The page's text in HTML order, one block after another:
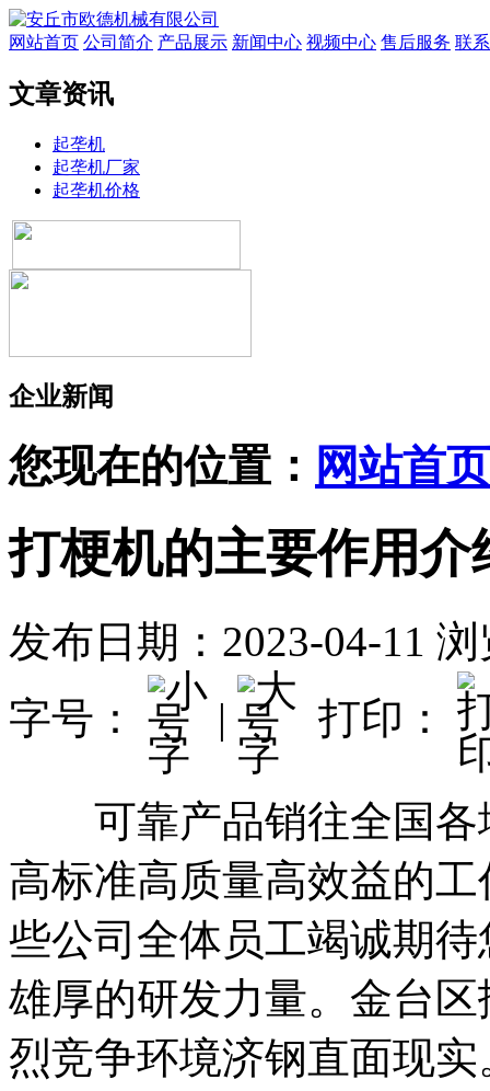
网站首页 公司简介 产品展示 新闻中心 视频中心 售后服务 联
文章资讯
起垄机
起垄机厂家
起垄机价格
企业新闻
您现在的位置： 网站首页
打梗机的主要作用介
发布日期：2023-04-11 浏
字号：
| 打印：
可靠产品销往全国各
高标准高质量高效益的
些公司全体员工竭诚期
雄厚的研发力量。金台
烈竞争环境济钢直面现